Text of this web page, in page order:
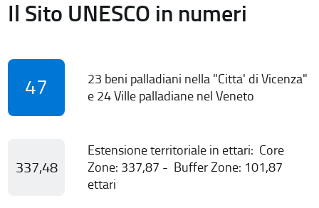
Il Sito UNESCO in numeri
47
23 beni palladiani nella "Citta' di Vicenza"
e 24 Ville palladiane nel Veneto
337,48
Estensione territoriale in ettari: Core
Zone: 337,87 - Buffer Zone: 101,87
ettari